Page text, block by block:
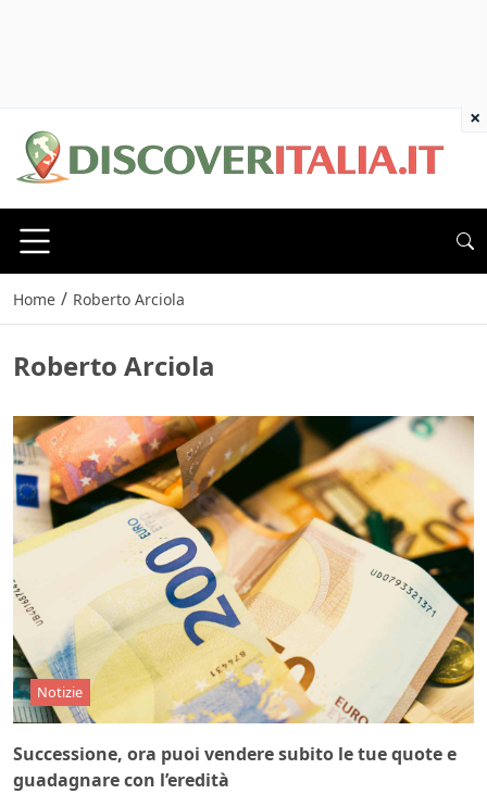
Home / Roberto Arciola
Roberto Arciola
Notizie
Successione, ora puoi vendere subito le tue quote e
guadagnare con l’eredità
×